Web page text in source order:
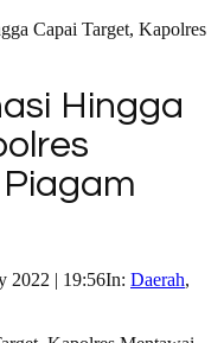
Capai Target, Kapolres
Hingga
2022 | 19:56In: Daerah,